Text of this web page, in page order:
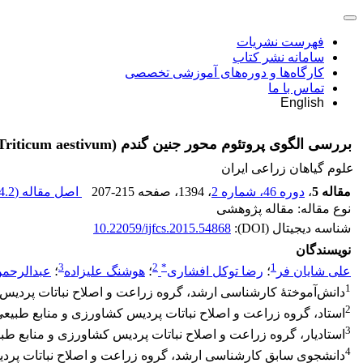
فهرست نشریات
سامانه نشر کتاب
کارگاه‌ها و دوره‌های آموزشی تخصصی
تماس با ما
English
بررسی الگوی پروتئوم محور جنین گندم (Triticum aestivum) تحت تنش‌خشکی در دو رقم حساس و متحمل به خشکی طی مراحل آغازین جوانه زنی
علوم گیاهان زراعی ایران
مقاله 5
، دوره 46، شماره 2 ، 1394 ، صفحه 207-215 اصل مقاله (K
نوع مقاله: مقاله پژوهشی
شناسه دیجیتال (DOI):
10.22059/ijfcs.2015.54868
نویسندگان
علی شایان فر 1؛ رضا توکل افشاری*
2؛ هوشنگ علیزاده3؛
1دانش‌آموختۀ کارشناسی ارشد، گروه زراعت و اصلاح نباتات
2 استاد، گروه زراعت و اصلاح نباتات پردیس کشاورزی و منابع
3 استادیار، گروه زراعت و اصلاح نباتات پردیس کشاورزی و منابع
4دانشجوی سابق کارشناسی ارشد، گروه زراعت و اصلاح نباتات